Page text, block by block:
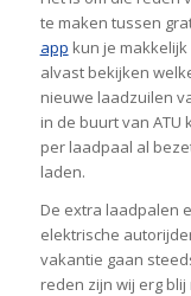
te maken tussen
app kun je
alvast bekijken
nieuwe laadzuilen
in de buurt van
per laadpaal al
laden.
De extra laadpalen
elektrische
vakantie gaan
reden zijn wij erg